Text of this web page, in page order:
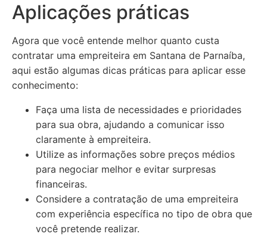
Aplicações práticas
Agora que você entende melhor quanto custa
contratar uma empreiteira em Santana de Parnaíba,
aqui estão algumas dicas práticas para aplicar esse
conhecimento:
Faça uma lista de necessidades e prioridades
para sua obra, ajudando a comunicar isso
claramente à empreiteira.
Utilize as informações sobre preços médios
para negociar melhor e evitar surpresas
financeiras.
Considere a contratação de uma empreiteira
com experiência específica no tipo de obra que
você pretende realizar.